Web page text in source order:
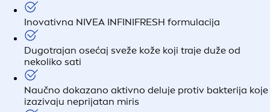
Inovativna NIVEA INFINIFRESH formulacija
Dugotrajan osećaj sveže kože koji traje duže od
nekoliko sati
Naučno dokazano aktivno deluje protiv bakterija koje
izazivaju neprijatan miris